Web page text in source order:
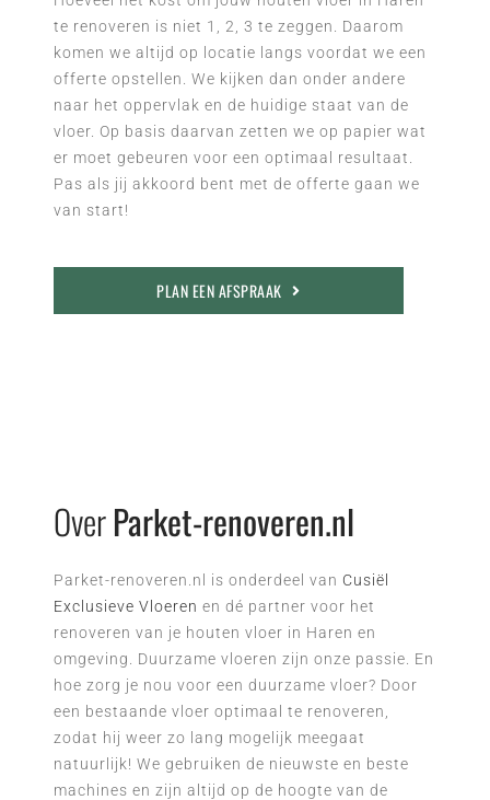
te renoveren is niet 1, 2, 3 te zeggen. Daarom
komen we altijd op locatie langs voordat we een
offerte opstellen. We kijken dan onder andere
naar het oppervlak en de huidige staat van de
vloer. Op basis daarvan zetten we op papier wat
er moet gebeuren voor een optimaal resultaat.
Pas als jij akkoord bent met de offerte gaan we
van start!
PLAN EEN AFSPRAAK
OverParket-renoveren.nl
Parket-renoveren.nl is onderdeel van Cusiël
Exclusieve Vloeren en dé partner voor het
renoveren van je houten vloer in Haren en
omgeving. Duurzame vloeren zijn onze passie. En
hoe zorg je nou voor een duurzame vloer? Door
een bestaande vloer optimaal te renoveren,
zodat hij weer zo lang mogelijk meegaat
natuurlijk! We gebruiken de nieuwste en beste
machines en zijn altijd op de hoogte van de